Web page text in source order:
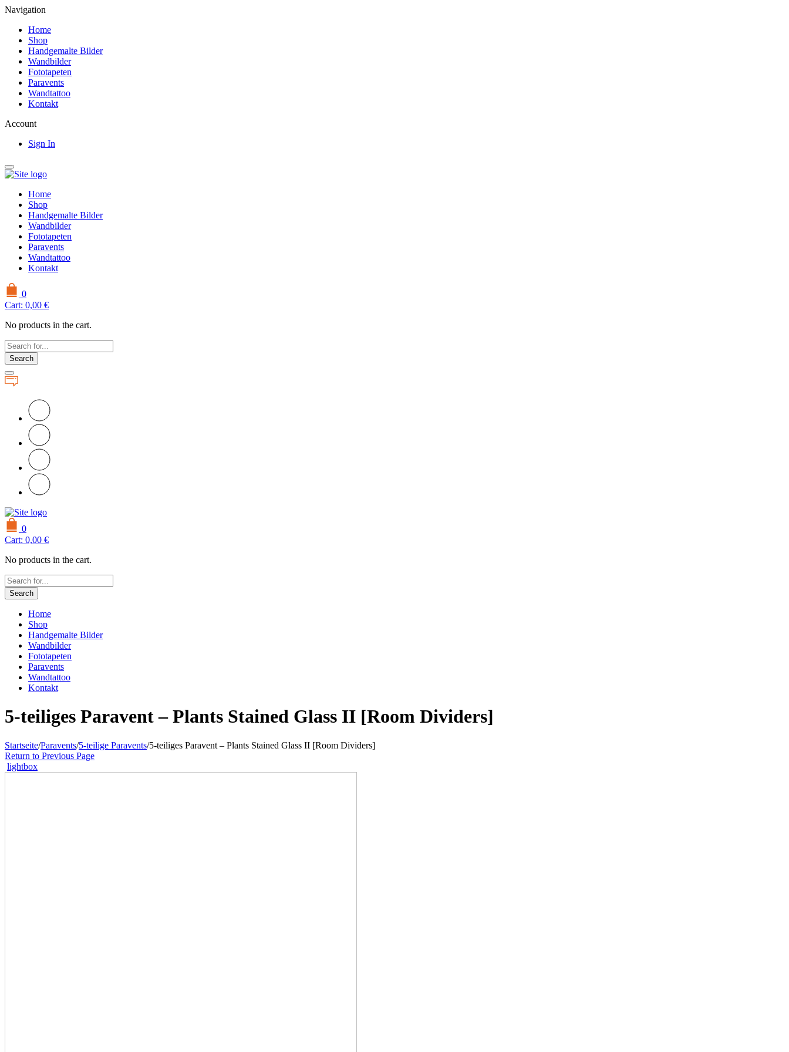
Navigation
Home
Shop
Handgemalte Bilder
Wandbilder
Fototapeten
Paravents
Wandtattoo
Kontakt
Account
Sign In
Home
Shop
Handgemalte Bilder
Wandbilder
Fototapeten
Paravents
Wandtattoo
Kontakt
0
Cart: 0,00 €
No products in the cart.
Search
0
Cart: 0,00 €
No products in the cart.
Search
Home
Shop
Handgemalte Bilder
Wandbilder
Fototapeten
Paravents
Wandtattoo
Kontakt
5-teiliges Paravent – Plants Stained Glass II [Room Dividers]
Startseite/Paravents/5-teilige Paravents/5-teiliges Paravent – Plants Stained Glass II [Room Dividers]
Return to Previous Page
lightbox